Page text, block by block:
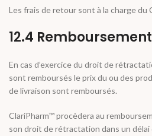
Les frais de retour sont à la charge du
12.4 Remboursement
En cas d’exercice du droit de
sont remboursés le prix du ou des
de livraison sont remboursés.
ClariPharm™ procèdera au
son droit de rétractation dans un délai